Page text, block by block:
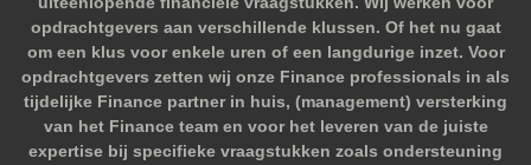
opdrachtgevers aan verschillende klussen. Of het nu gaat
om een klus voor enkele uren of een langdurige inzet. Voor
opdrachtgevers zetten wij onze Finance professionals in als
tijdelijke Finance partner in huis, (management) versterking
van het Finance team en voor het leveren van de juiste
expertise bij specifieke vraagstukken zoals ondersteuning